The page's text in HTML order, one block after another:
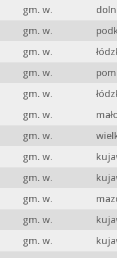
gm. w.
gm. w.
gm. w.
gm. w.
gm. w.
gm. w.
gm. w.
gm. w.
gm. w.
gm. w.
gm. w.
gm. w.